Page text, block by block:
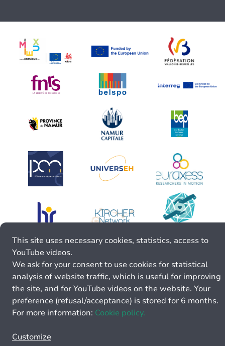
This site uses necessary cookies, statistics, access to
YouTube videos.
We ask for your consent to use cookies for statistical
analysis of website traffic, which is useful for improving
the site, and for YouTube videos on the website. Your
preference (refusal/acceptance) is stored for 6 months.
For more information: Cookie policy.
Customize